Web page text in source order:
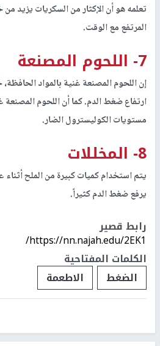
تعلمه هو أن الإكثار من السكريات يزيد
المرتفع مع الوقت.
7- اللحوم المصنعة
إن اللحوم المصنعة غنية بالمواد
ارتفاع ضغط الدم. كما أن اللحوم
مستويات الكوليسترول الضار.
8- المخللات
يتم استخدام كميات كبيرة من الملح أثناء
يرفع ضغط الدم كثيراً.
رابط قصير
https://nn.najah.edu/2EK1/
الكلمات المفتاحية
الضغط
الاطعمة